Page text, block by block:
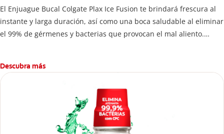
El Enjuague Bucal Colgate Plax Ice Fusion te brindará frescura al
instante y larga duración, así como una boca saludable al eliminar
el 99% de gérmenes y bacterias que provocan el mal aliento.
Descubra más